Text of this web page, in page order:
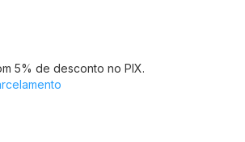
5% de desconto no PIX.